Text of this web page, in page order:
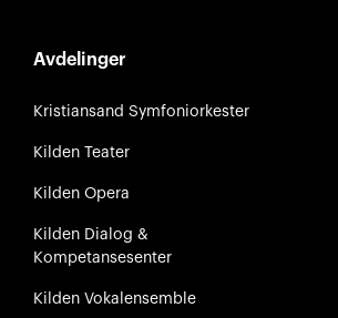
Avdelinger
Kristiansand Symfoniorkester
Kilden Teater
Kilden Opera
Kilden Dialog &
Kompetansesenter
Kilden Vokalensemble